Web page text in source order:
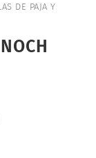
DE PAJA Y